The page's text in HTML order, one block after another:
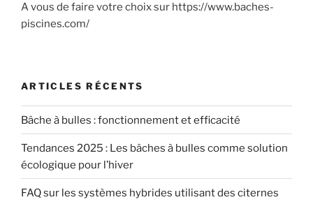
A vous de faire votre choix sur https://www.baches-
piscines.com/
ARTICLES RÉCENTS
Bâche à bulles : fonctionnement et efficacité
Tendances 2025 : Les bâches à bulles comme solution
écologique pour l’hiver
FAQ sur les systèmes hybrides utilisant des citernes